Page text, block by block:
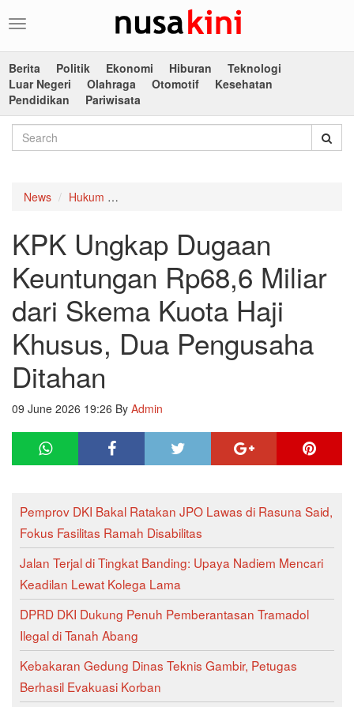
Toggle
Berita
Politik Ekonomi Hiburan
Teknologi
Luar Negeri
Olahraga Otomotif
Kesehatan
Pendidikan
Pariwisata
News Hukum
KPK Ungkap Dugaan
Keuntungan Rp68,6 Miliar
dari Skema Kuota Haji
Khusus, Dua Pengusaha
Ditahan
09 June 2026 19:26 By Admin
Pemprov DKI Bakal Ratakan JPO Lawas di Rasuna Said,
Fokus Fasilitas Ramah Disabilitas
Jalan Terjal di Tingkat Banding: Upaya Nadiem Mencari
Keadilan Lewat Kolega Lama
DPRD DKI Dukung Penuh Pemberantasan Tramadol
Ilegal di Tanah Abang
Kebakaran Gedung Dinas Teknis Gambir, Petugas
Berhasil Evakuasi Korban